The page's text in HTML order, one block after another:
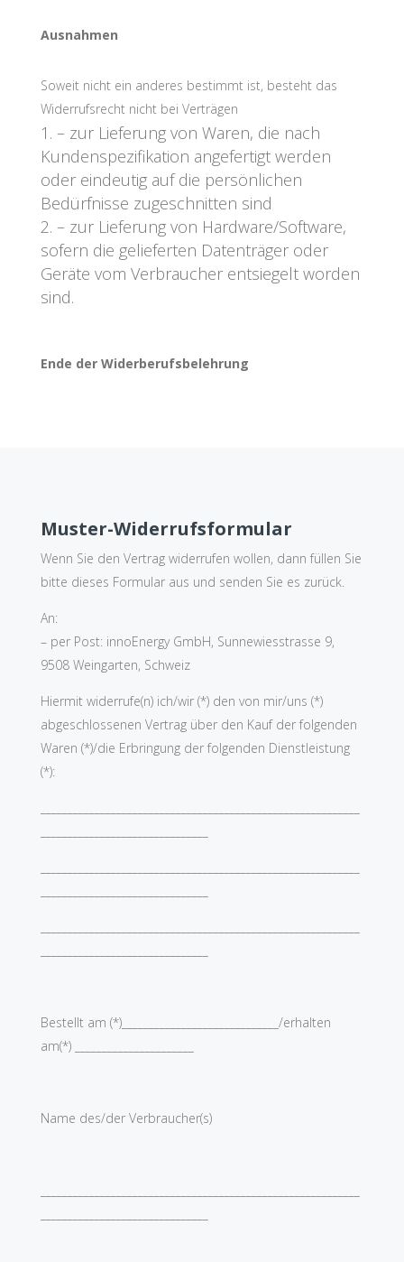
Ausnahmen
Soweit nicht ein anderes bestimmt ist, besteht das
Widerrufsrecht nicht bei Verträgen
– zur Lieferung von Waren, die nach
Kundenspezifikation angefertigt werden
oder eindeutig auf die persönlichen
Bedürfnisse zugeschnitten sind
– zur Lieferung von Hardware/Software,
sofern die gelieferten Datenträger oder
Geräte vom Verbraucher entsiegelt worden
sind.
Ende der Widerberufsbelehrung
Muster-Widerrufsformular
Wenn Sie den Vertrag widerrufen wollen, dann füllen Sie
bitte dieses Formular aus und senden Sie es zurück.
An:
– per Post: innoEnergy GmbH, Sunnewiesstrasse 9,
9508 Weingarten, Schweiz
Hiermit widerrufe(n) ich/wir (*) den von mir/uns (*)
abgeschlossenen Vertrag über den Kauf der folgenden
Waren (*)/die Erbringung der folgenden Dienstleistung
(*):
Bestellt am (*)_____________________________/erhalten
am(*) ______________________
Name des/der Verbraucher(s)